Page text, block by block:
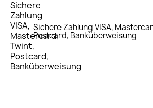
Sichere Zahlung VISA,
Postcard, Banküberweisung